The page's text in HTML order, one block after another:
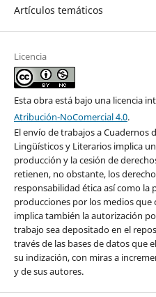
Artículos temáticos
Licencia
Esta obra está bajo una licencia
Atribución-NoComercial 4.0.
El envío de trabajos a Cuadernos
Lingüísticos y Literarios implica
producción y la cesión de
retienen, no obstante, los
responsabilidad ética así como la
producciones por los medios que
implica también la autorización
trabajo sea depositado en el
través de las bases de datos que
su indización, con miras a
y de sus autores.